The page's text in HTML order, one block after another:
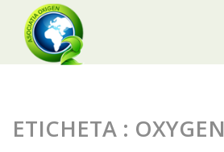
ETICHETA : OXYGEN